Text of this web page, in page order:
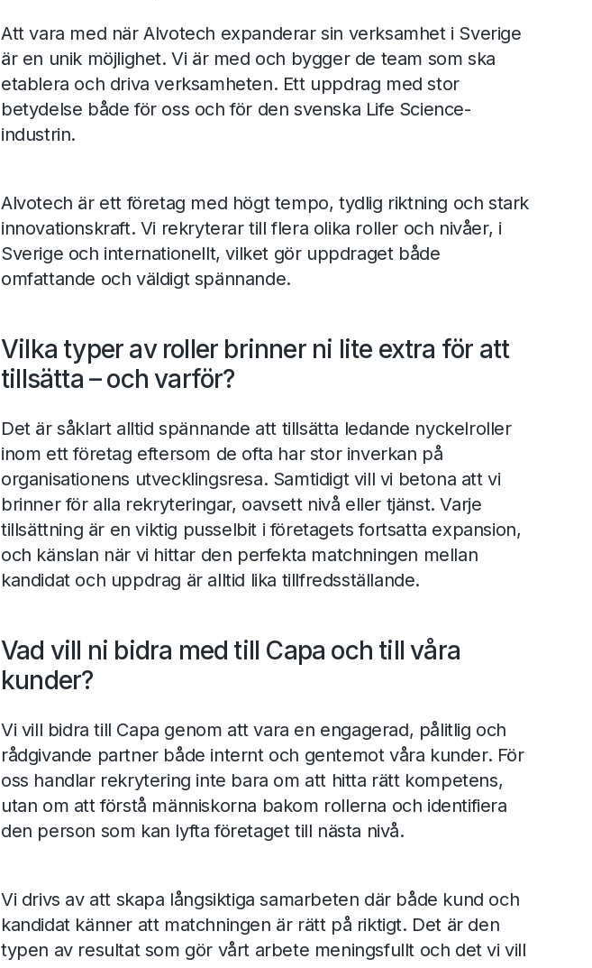
Att vara med när Alvotech expanderar sin verksamhet i Sverige
är en unik möjlighet. Vi är med och bygger de team som ska
etablera och driva verksamheten. Ett uppdrag med stor
betydelse både för oss och för den svenska Life Science-
industrin.
Alvotech är ett företag med högt tempo, tydlig riktning och stark
innovationskraft. Vi rekryterar till flera olika roller och nivåer, i
Sverige och internationellt, vilket gör uppdraget både
omfattande och väldigt spännande.
Vilka typer av roller brinner ni lite extra för att
tillsätta – och varför?
Det är såklart alltid spännande att tillsätta ledande nyckelroller
inom ett företag eftersom de ofta har stor inverkan på
organisationens utvecklingsresa. Samtidigt vill vi betona att vi
brinner för alla rekryteringar, oavsett nivå eller tjänst. Varje
tillsättning är en viktig pusselbit i företagets fortsatta expansion,
och känslan när vi hittar den perfekta matchningen mellan
kandidat och uppdrag är alltid lika tillfredsställande.
Vad vill ni bidra med till Capa och till våra
kunder?
Vi vill bidra till Capa genom att vara en engagerad, pålitlig och
rådgivande partner både internt och gentemot våra kunder. För
oss handlar rekrytering inte bara om att hitta rätt kompetens,
utan om att förstå människorna bakom rollerna och identifiera
den person som kan lyfta företaget till nästa nivå.
Vi drivs av att skapa långsiktiga samarbeten där både kund och
kandidat känner att matchningen är rätt på riktigt. Det är den
typen av resultat som gör vårt arbete meningsfullt och det vi vill